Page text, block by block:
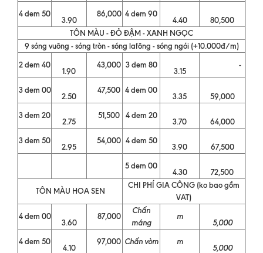
4 dem 50
3.90
86,000 4 dem 90
4.40
80,500
TÔN MÀU - ĐỎ ĐẬM - XANH NGỌC
9 sóng vuông - sóng tròn - sóng lafông - sóng ngói (+10.000đ/m)
2 dem 40
1.90
43,000 3 dem 80
3.15
-
3 dem 00
2.50
47,500 4 dem 00
3.35
59,000
3 dem 20
2.75
51,500 4 dem 20
3.70
64,000
3 dem 50
2.95
54,000 4 dem 50
3.90
67,500
5 dem 00
4.30
72,500
TÔN MÀU HOA SEN
CHI PHÍ GIA CÔNG (ko bao gồm
VAT)
4 dem 00
3.60
87,000
Chấn
máng
m
5,000
4 dem 50
4.10
97,000 Chấn vòm m
5,000